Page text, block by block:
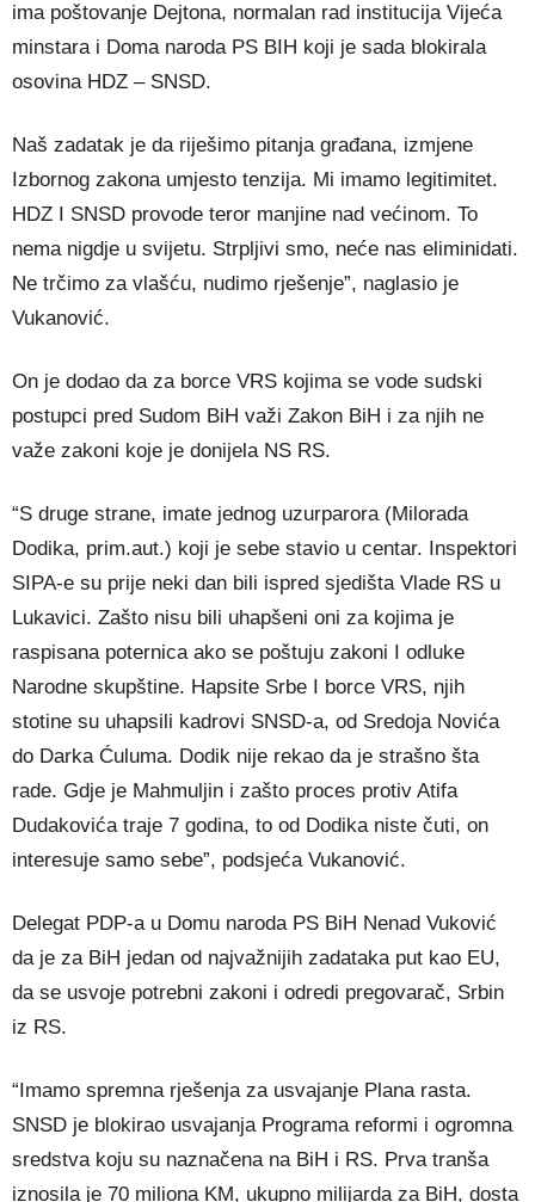
ima poštovanje Dejtona, normalan rad institucija Vijeća
minstara i Doma naroda PS BIH koji je sada blokirala
osovina HDZ – SNSD.
Naš zadatak je da riješimo pitanja građana, izmjene
Izbornog zakona umjesto tenzija. Mi imamo legitimitet.
HDZ I SNSD provode teror manjine nad većinom. To
nema nigdje u svijetu. Strpljivi smo, neće nas eliminidati.
Ne trčimo za vlašću, nudimo rješenje”, naglasio je
Vukanović.
On je dodao da za borce VRS kojima se vode sudski
postupci pred Sudom BiH važi Zakon BiH i za njih ne
važe zakoni koje je donijela NS RS.
“S druge strane, imate jednog uzurparora (Milorada
Dodika, prim.aut.) koji je sebe stavio u centar. Inspektori
SIPA-e su prije neki dan bili ispred sjedišta Vlade RS u
Lukavici. Zašto nisu bili uhapšeni oni za kojima je
raspisana poternica ako se poštuju zakoni I odluke
Narodne skupštine. Hapsite Srbe I borce VRS, njih
stotine su uhapsili kadrovi SNSD-a, od Sredoja Novića
do Darka Ćuluma. Dodik nije rekao da je strašno šta
rade. Gdje je Mahmuljin i zašto proces protiv Atifa
Dudakovića traje 7 godina, to od Dodika niste čuti, on
interesuje samo sebe”, podsjeća Vukanović.
Delegat PDP-a u Domu naroda PS BiH Nenad Vuković
da je za BiH jedan od najvažnijih zadataka put kao EU,
da se usvoje potrebni zakoni i odredi pregovarač, Srbin
iz RS.
“Imamo spremna rješenja za usvajanje Plana rasta.
SNSD je blokirao usvajanja Programa reformi i ogromna
sredstva koju su naznačena na BiH i RS. Prva tranša
iznosila je 70 miliona KM, ukupno milijarda za BiH, dosta